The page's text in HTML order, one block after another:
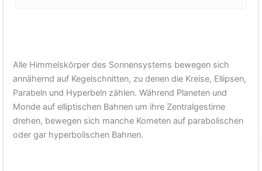
Alle Himmelskörper des Sonnensystems bewegen sich
annähernd auf Kegelschnitten, zu denen die Kreise, Ellipsen,
Parabeln und Hyperbeln zählen. Während Planeten und
Monde auf elliptischen Bahnen um ihre Zentralgestirne
drehen, bewegen sich manche Kometen auf parabolischen
oder gar hyperbolischen Bahnen.